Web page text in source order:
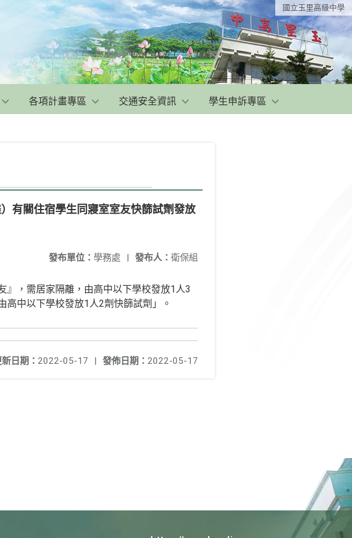
國立玉里高級中學
各項計畫專區 交通安全資訊 學生申訴專區
有關住宿學生同寢室室友快篩試劑發放
發布人： 衛保組
發布單位： 學務處 |
』，需居家隔離，由高中以下學校發放1人3
中以下學校發放1人2劑快篩試劑」。
發佈日期： 2022-05-17
日期： 2022-05-17 |